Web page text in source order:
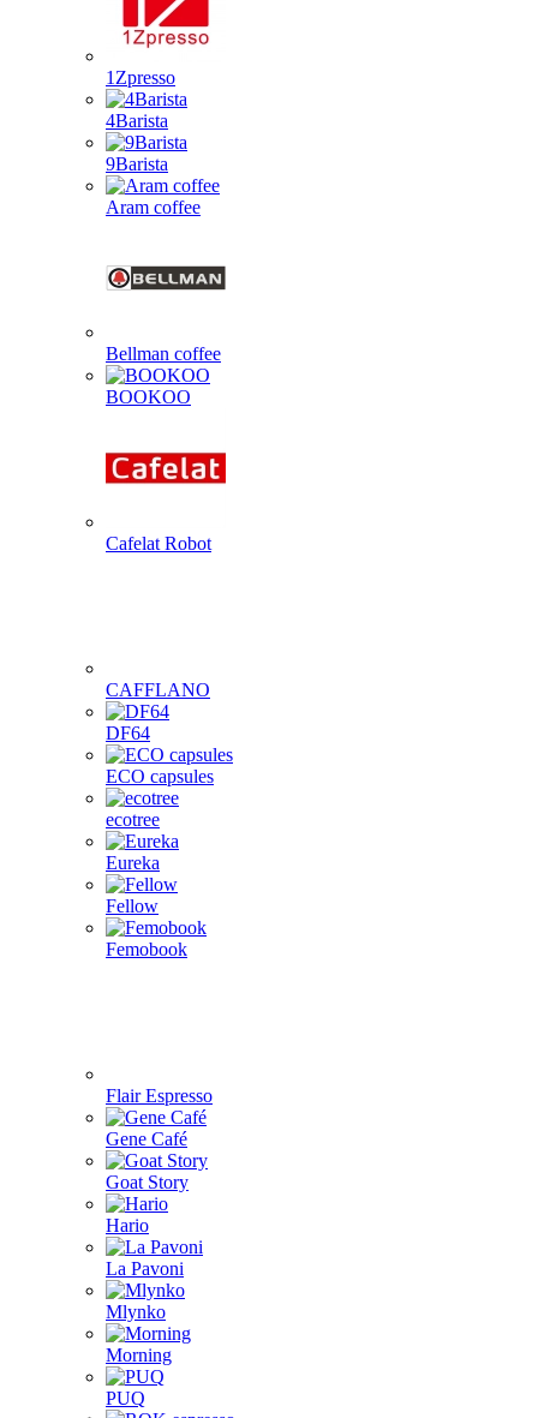
1Zpresso
4Barista
9Barista
Aram coffee
Bellman coffee
BOOKOO
Cafelat Robot
CAFFLANO
DF64
ECO capsules
ecotree
Eureka
Fellow
Femobook
Flair Espresso
Gene Café
Goat Story
Hario
La Pavoni
Mlynko
Morning
PUQ